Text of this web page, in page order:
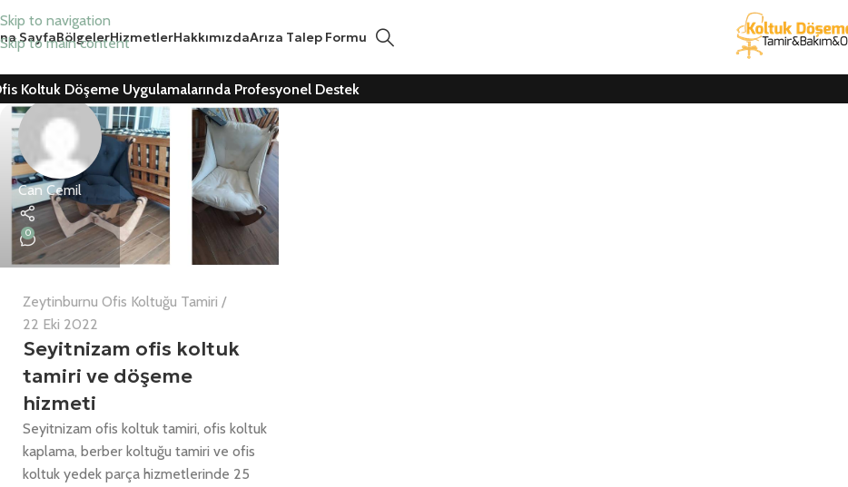
Skip to navigation
Skip to main content
SayfaBölgelerHizmetlerHakkımızdaArıza Talep Formu
Koltuk Döşeme Uygulamalarında Profesyonel Destek
Can Cemil
0
Zeytinburnu Ofis Koltuğu Tamiri
22 Eki 2022
Seyitnizam ofis koltuk
tamiri ve döşeme
hizmeti
Seyitnizam ofis koltuk tamiri, ofis koltuk
kaplama, berber koltuğu tamiri ve ofis
koltuk yedek parça hizmetlerinde 25